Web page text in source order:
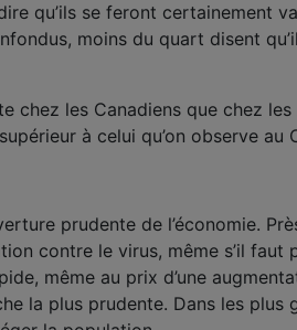
qu’ils se feront certainement
moins du quart disent
chez les Canadiens que chez
à celui qu’on observe au
prudente de l’économie.
contre le virus, même s’il faut
même au prix d’une
la plus prudente. Dans les plus